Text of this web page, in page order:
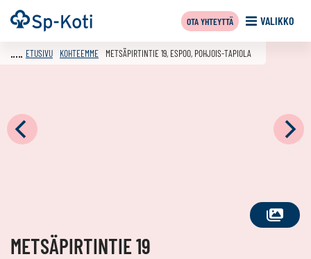
Siirry
sisältöön
Etusivu VALIKKO
OTA YHTEYTTÄ
KATSO
ETUSIVU KOHTEEMME METSÄPIRTINTIE 19, ESPOO, POHJOIS-TAPIOLA
METSÄPIRTINTIE 19